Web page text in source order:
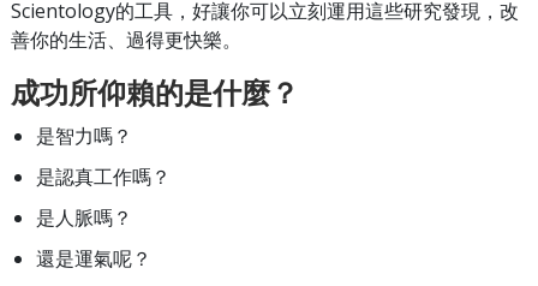
Scientology的工具，好讓你可以立刻運用這些研究發現，改
善你的生活、過得更快樂。
成功所仰賴的是什麼？
是智力嗎？
是認真工作嗎？
是人脈嗎？
還是運氣呢？